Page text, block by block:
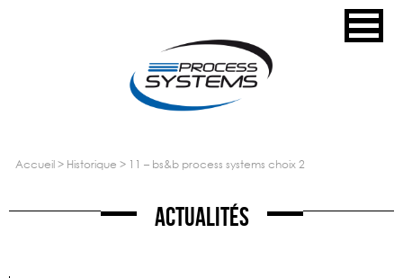
accueil> historique > 11 – bs&b process systems choix 2
Actualités